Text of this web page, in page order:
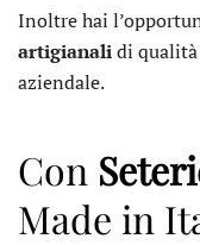
Inoltre hai
artigianalidi
aziendale.
Con
Made in